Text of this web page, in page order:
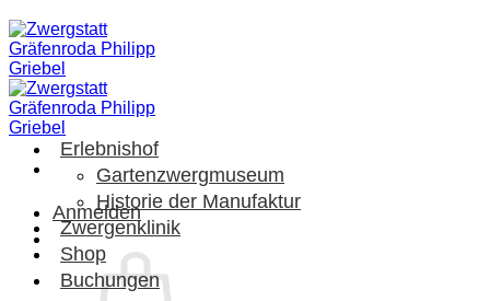
Zum
Inhalt
springen
Anmelden
Erlebnishof
Gartenzwergmuseum
Historie der Manufaktur
Zwergenklinik
Shop
Buchungen